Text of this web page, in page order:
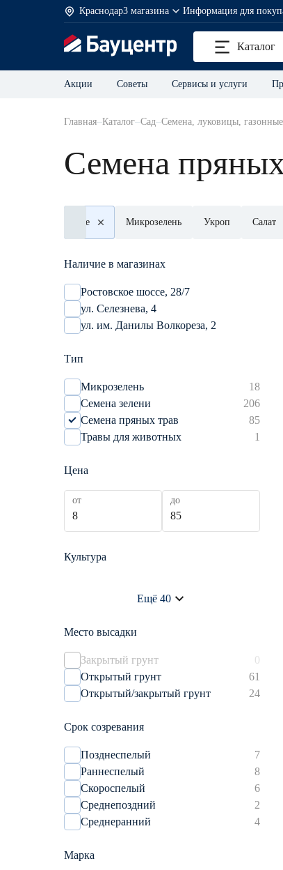
Краснодар3 магазина Информация для
Каталог
Акции Советы Сервисы и услуги
Главная Каталог Сад Семена, луковицы,
Семена
Все Микрозелень Укроп Салат
Наличие в магазинах
Ростовское шоссе, 28/7
ул. Селезнева, 4
ул. им. Данилы Волкореза, 2
Тип
Микрозелень
18
Семена зелени
206
Семена пряных трав
85
Травы для животных
1
Цена
от до
Культура
Горчица
Ещё 40
Место высадки
Закрытый грунт
0
Открытый грунт
61
Открытый/закрытый грунт
24
Срок созревания
Позднеспелый
7
Раннеспелый
8
Скороспелый
6
Среднепоздний
2
Среднеранний
4
Марка